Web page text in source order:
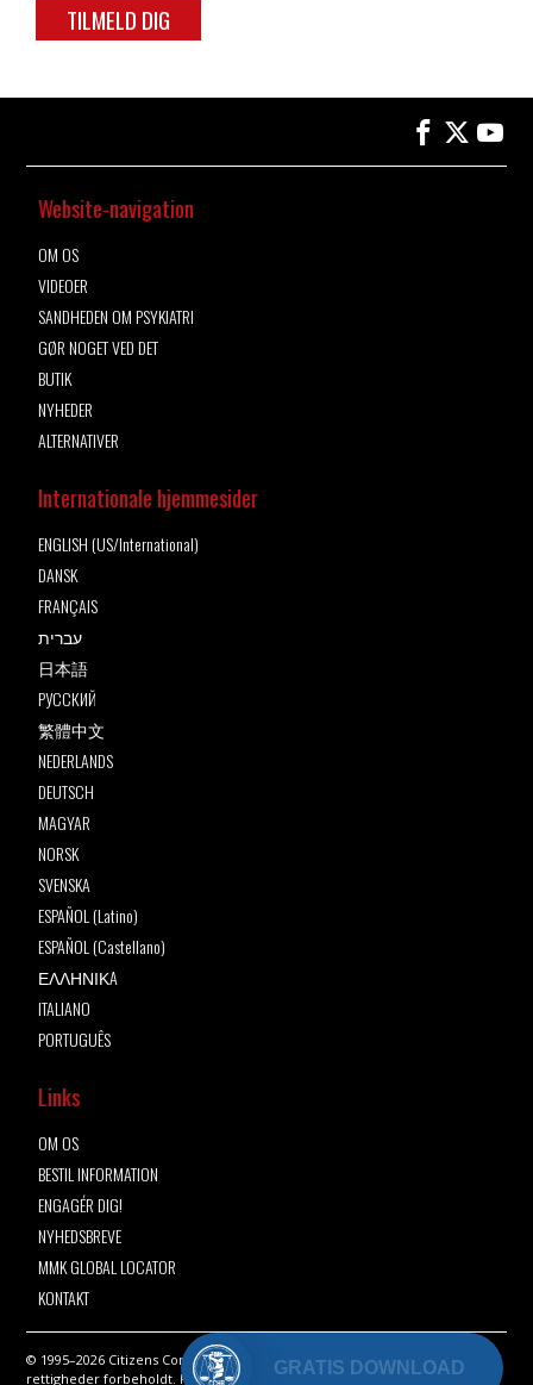
TILMELD DIG
Website-navigation
OM OS
VIDEOER
SANDHEDEN OM PSYKIATRI
GØR NOGET VED DET
BUTIK
NYHEDER
ALTERNATIVER
Internationale hjemmesider
ENGLISH (US/International)
DANSK
FRANÇAIS
עברית
日本語
РУССКИЙ
繁體中文
NEDERLANDS
DEUTSCH
MAGYAR
NORSK
SVENSKA
ESPAÑOL (Latino)
ESPAÑOL (Castellano)
ΕΛΛΗΝΙΚA
ITALIANO
PORTUGUÊS
Links
OM OS
BESTIL INFORMATION
ENGAGÉR DIG!
NYHEDSBREVE
MMK GLOBAL LOCATOR
KONTAKT
© 1995–2026 Citizens Commission on Human Rights International. Alle
rettigheder forbeholdt. Fortrolighedserklæring •Vilkår for brug• Juridisk